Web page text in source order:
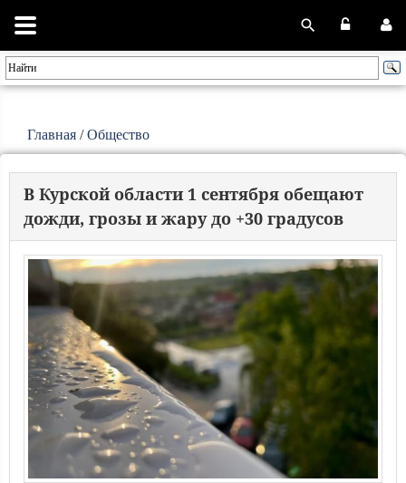
Главная /Общество
В Курской области 1 сентября обещают
дожди, грозы и жару до +30 градусов